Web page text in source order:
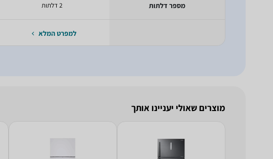
מספר דלתות 2 דלתות
למפרט המלא
מוצרים שאולי יעניינו אותך